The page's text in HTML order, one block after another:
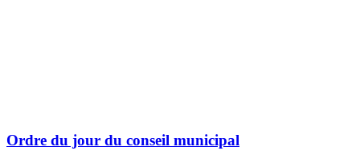
Ordre du jour du conseil municipal